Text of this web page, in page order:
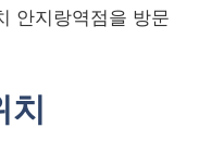
안지랑역점을 방문